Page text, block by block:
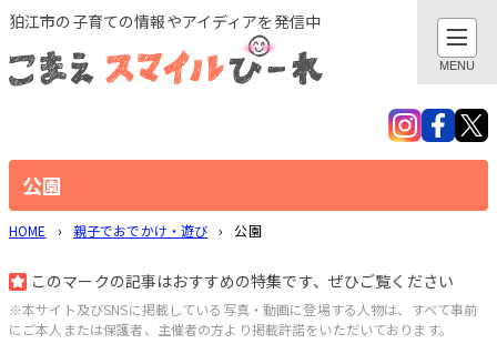
このページの本文へ
狛江市の子育ての情報やアイディアを発信中
MENU
検索
地域とつながる
公園
HOME › 親子でおでかけ・遊び › 公園
このマークの記事はおすすめの特集です、ぜひご覧ください
※本サイト及びSNSに掲載している写真・動画に登場する人物は、すべて事前
にご本人または保護者、主催者の方より掲載許諾をいただいております。